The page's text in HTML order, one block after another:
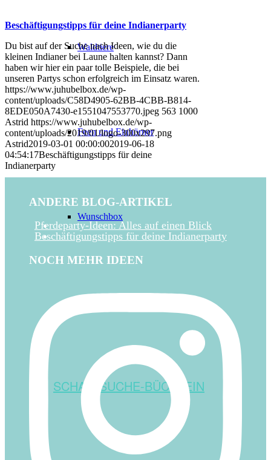
Waldtiere
Feen und Einhörner
Wunschbox
SCHATZSUCHE-BÜCHLEIN
Beschäftigungstipps für deine Indianerparty
Du bist auf der Suche nach Ideen, wie du die
kleinen Indianer bei Laune halten kannst? Dann
haben wir hier ein paar tolle Beispiele, die bei
unseren Partys schon erfolgreich im Einsatz waren.
https://www.juhubelbox.de/wp-
content/uploads/C58D4905-62BB-4CBB-B814-
8EDE050A7430-e1551047553770.jpeg 563 1000
Astrid https://www.juhubelbox.de/wp-
content/uploads/2019/01/logo-300x297.png
Astrid2019-03-01 00:00:002019-06-18
04:54:17Beschäftigungstipps für deine
Indianerparty
ANDERE BLOG-ARTIKEL
Pferdeparty-Ideen: Alles auf einen Blick
Beschäftigungstipps für deine Indianerparty
NOCH MEHR IDEEN